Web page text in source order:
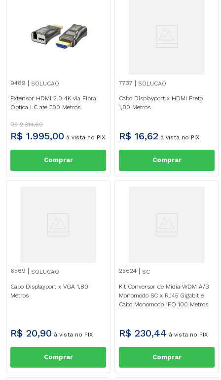
9489 SOLUCAO
Extensor HDMI 2.0 4K via Fibra
Óptica LC até 300 Metros
R$ 2.314,60
R$ 1.995,00 à vista no PIX
Comprar
7737 SOLUCAO
Cabo Displayport x HDMI Preto
1,80 Metros
R$ 16,62 à vista no PIX
Comprar
6569 SOLUCAO
Cabo Displayport x VGA 1,80
Metros
R$ 20,90 à vista no PIX
Comprar
23624 SC
Kit Conversor de Mídia WDM A/B
Monomodo SC x RJ45 Gigabit e
Cabo Monomodo 1FO 100 Metros
R$ 230,44 à vista no PIX
Comprar